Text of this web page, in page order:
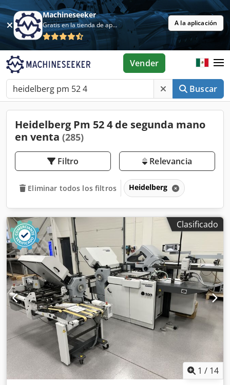
Machineseeker
Gratis en la tienda de aplicaciones A la aplicación
Buscar
Vender
Heidelberg Pm 52 4 de segunda mano
en venta (285)
Filtro Relevancia
Eliminar todos los filtros Heidelberg
Clasificado
1 / 14